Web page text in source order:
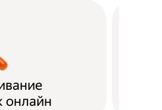
онлайн